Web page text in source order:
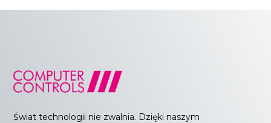
Świat technologii nie zwalnia. Dzięki naszym